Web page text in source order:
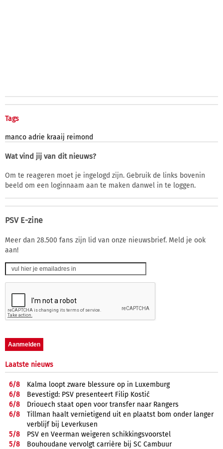
Tags
manco adrie kraaij reimond
Wat vind jij van dit nieuws?
Om te reageren moet je ingelogd zijn. Gebruik de links bovenin
beeld om een loginnaam aan te maken danwel in te loggen.
PSV E-zine
Meer dan 28.500 fans zijn lid van onze nieuwsbrief. Meld je ook
aan!
Laatste nieuws
6/8
Kalma loopt zware blessure op in Luxemburg
6/8
Bevestigd: PSV presenteert Filip Kostić
6/8
Driouech staat open voor transfer naar Rangers
6/8
Tillman haalt vernietigend uit en plaatst bom onder langer
verblijf bij Leverkusen
5/8
PSV en Veerman weigeren schikkingsvoorstel
5/8
Bouhoudane vervolgt carrière bij SC Cambuur